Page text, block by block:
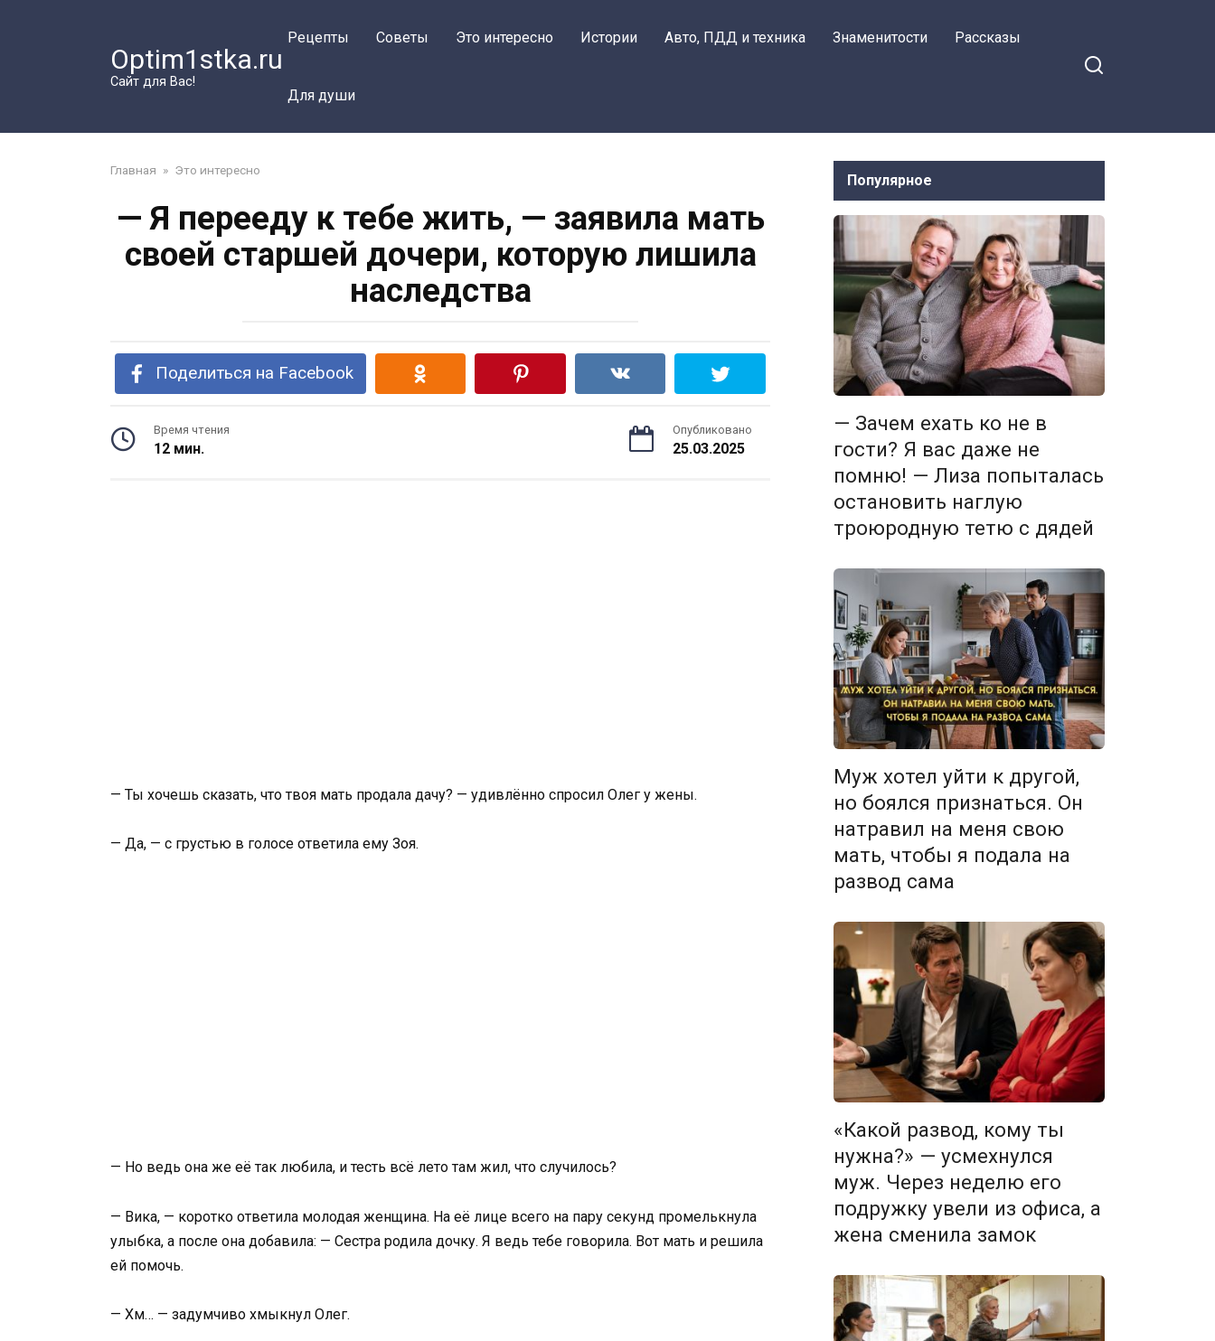
Optim1stka.ru
Сайт для Вас!
Рецепты Советы Это интересно Истории Авто, ПДД и техника Знаменитости Рассказы
Для души
Главная » Это интересно
— Я перееду к тебе жить, — заявила мать
своей старшей дочери, которую лишила
наследства
Поделиться на Facebook
Время чтения
12 мин.
Опубликовано
25.03.2025
— Ты хочешь сказать, что твоя мать продала дачу? — удивлённо спросил Олег у жены.
— Да, — с грустью в голосе ответила ему Зоя.
— Но ведь она же её так любила, и тесть всё лето там жил, что случилось?
— Вика, — коротко ответила молодая женщина. На её лице всего на пару секунд промелькнула
улыбка, а после она добавила: — Сестра родила дочку. Я ведь тебе говорила. Вот мать и решила
ей помочь.
— Хм… — задумчиво хмыкнул Олег.
Популярное
— Зачем ехать ко не в
гости? Я вас даже не
помню! — Лиза попыталась
остановить наглую
троюродную тетю с дядей
Муж хотел уйти к другой,
но боялся признаться. Он
натравил на меня свою
мать, чтобы я подала на
развод сама
«Какой развод, кому ты
нужна?» — усмехнулся
муж. Через неделю его
подружку увели из офиса, а
жена сменила замок